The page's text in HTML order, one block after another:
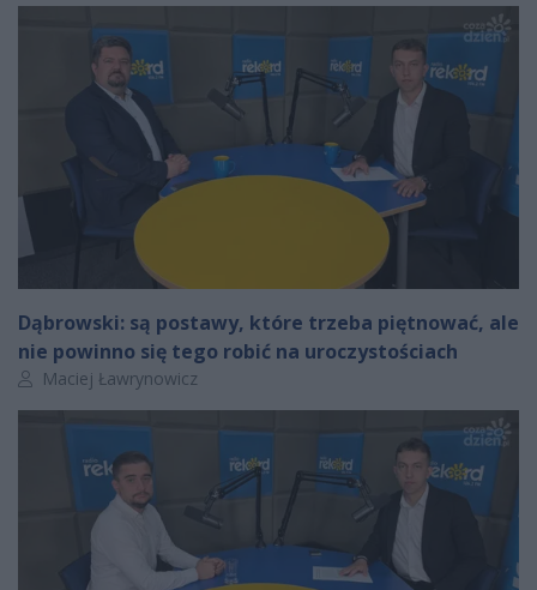
Dąbrowski: są postawy, które trzeba piętnować, ale
nie powinno się tego robić na uroczystościach
Autor artykułu:
Maciej Ławrynowicz